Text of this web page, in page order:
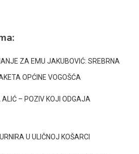
ZA EMU JAKUBOVIĆ: SREBRNA
OPĆINE VOGOŠĆA
– POZIV KOJI ODGAJA
U ULIČNOJ KOŠARCI